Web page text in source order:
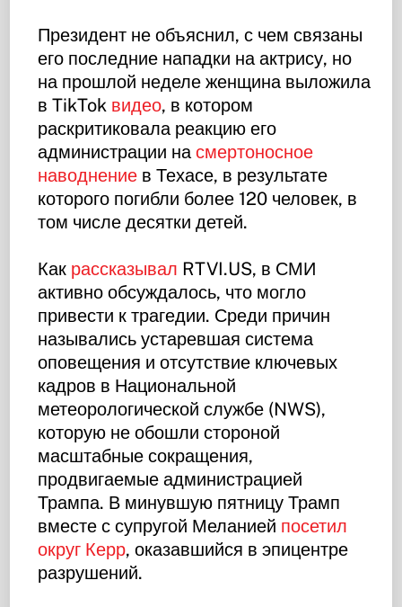
Президент не объяснил, с чем связаны
его последние нападки на актрису, но
на прошлой неделе женщина выложила
в TikTok видео, в котором
раскритиковала реакцию его
администрации насмертоносное
наводнение в Техасе, в результате
которого погибли более 120 человек, в
том числе десятки детей.
Как рассказывал RTVI.US, в СМИ
активно обсуждалось, что могло
привести к трагедии. Среди причин
назывались устаревшая система
оповещения и отсутствие ключевых
кадров в Национальной
метеорологической службе (NWS),
которую не обошли стороной
масштабные сокращения,
продвигаемые администрацией
Трампа. В минувшую пятницу Трамп
вместе с супругой Меланией посетил
округ Керр, оказавшийся в эпицентре
разрушений.